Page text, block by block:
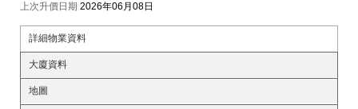
上次升價日期 2026年06月08日
詳細物業資料
大廈資料
地圖